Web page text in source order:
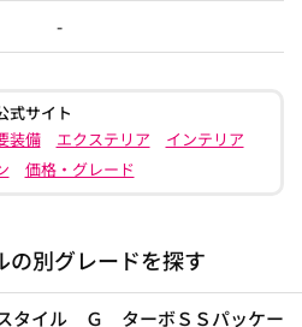
-
式サイト
装備 エクステリア
インテリア
価格・グレード
の別グレードを探す
タイル Ｇ ターボＳＳパッケー